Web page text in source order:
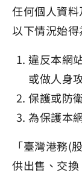
任何個人資
以下情況始得
違反本網
或做人身
保護或防
為保護本
「臺灣港務(
供出售、交